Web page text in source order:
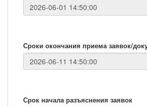
Сроки окончания приема заявок/
Срок начала разъяснения заявок